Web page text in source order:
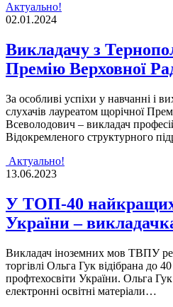
Актуально!
02.01.2024
Викладачу з
Премію Верховної
За особливі успіхи у навчанні і
слухачів лауреатом щорічної
Всеволодович – викладач
Відокремленого структурного
Актуально!
13.06.2023
У ТОП-40 найкращих
України –
Викладач іноземних мов ТВПУ
торгівлі Ольга Гук відібрана до
профтехосвіти України. Ольга
електронні освітні матеріали…